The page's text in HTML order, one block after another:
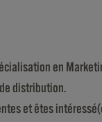
en
distribution.
et êtes